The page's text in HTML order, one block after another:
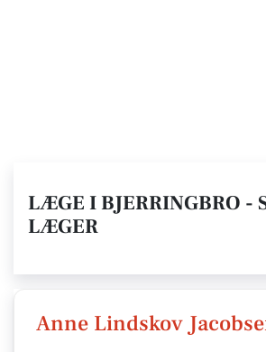
LÆGE I BJERRINGBRO -
LÆGER
Anne Lindskov